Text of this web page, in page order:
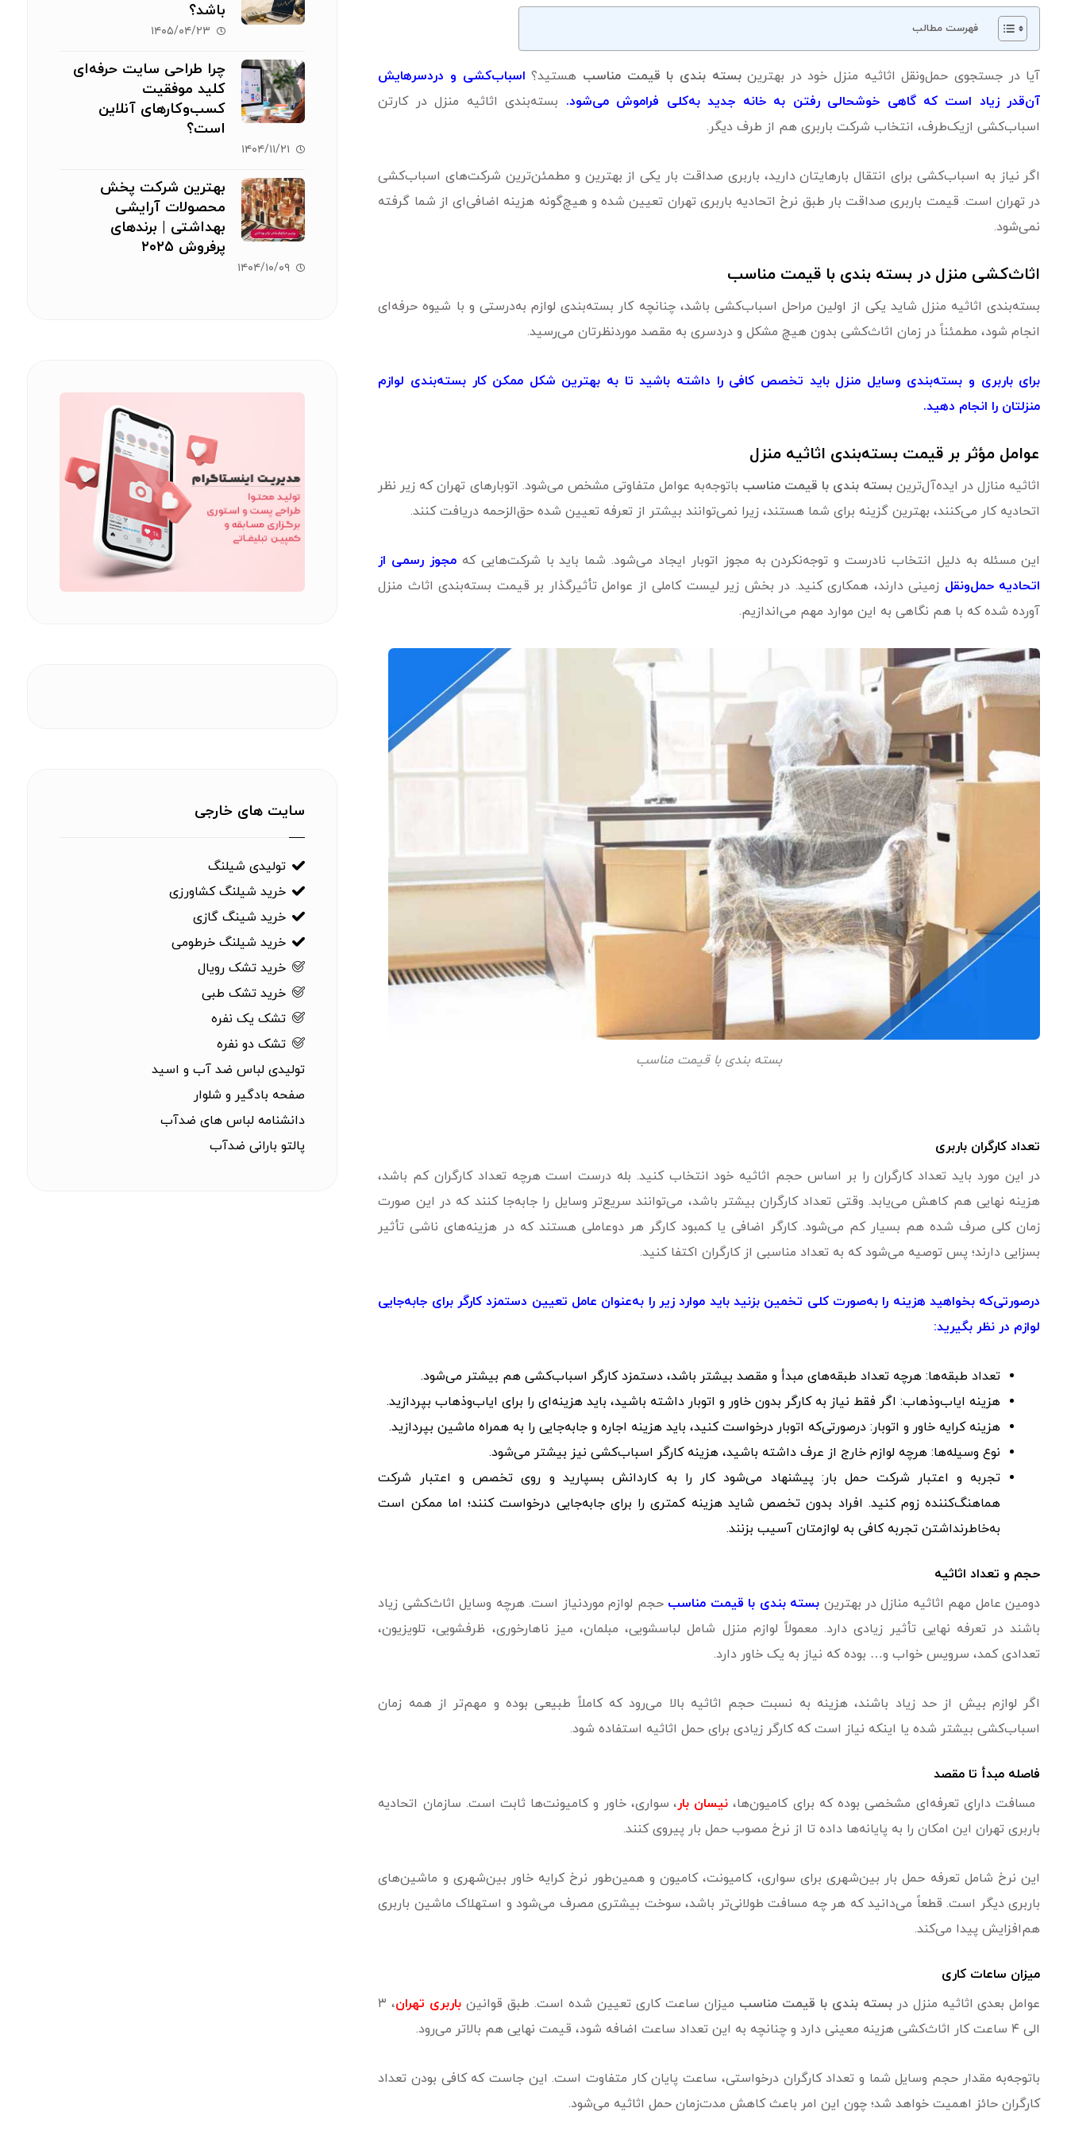
فهرست مطالب
آیا در جستجوی حمل‌ونقل اثاثیه منزل خود در بهترینبسته بندی با قیمت مناسب هستید؟ اسباب‌کشی و دردسرهایش
آن‌قدر زیاد است که گاهی خوشحالی رفتن به خانه جدید به‌کلی فراموش می‌شود. بسته‌بندی اثاثیه منزل در کارتن
اسباب‌کشی ازیک‌طرف، انتخاب شرکت باربری هم از طرف دیگر.
اگر نیاز به اسباب‌کشی برای انتقال بارهایتان دارید، باربری صداقت بار یکی از بهترین و مطمئن‌ترین شرکت‌های اسباب‌کشی
در تهران است. قیمت باربری صداقت بار طبق نرخ اتحادیه باربری تهران تعیین شده و هیچ‌گونه هزینه اضافی‌ای از شما گرفته
نمی‌شود.
اثاث‌کشی منزل در بسته بندی با قیمت مناسب
بسته‌بندی اثاثیه منزل شاید یکی از اولین مراحل اسباب‌کشی باشد، چنانچه کار بسته‌بندی لوازم به‌درستی و با شیوه‌ حرفه‌ای
انجام شود، مطمئناً در زمان اثاث‌کشی بدون هیچ مشکل و دردسری به مقصد موردنظرتان می‌رسید.
برای باربری و بسته‌بندی وسایل منزل باید تخصص کافی را داشته باشید تا به بهترین شکل ممکن کار بسته‌بندی لوازم
منزلتان را انجام دهید.
عوامل مؤثر بر قیمت بسته‌بندی اثاثیه منزل
اثاثیه منازل در ایده‌آل‌ترینبسته بندی با قیمت مناسب باتوجه‌به عوامل متفاوتی مشخص می‌شود. اتوبارهای تهران که زیر نظر
اتحادیه کار می‌کنند، بهترین گزینه برای شما هستند، زیرا نمی‌توانند بیشتر از تعرفه تعیین شده حق‌الزحمه دریافت کنند.
این مسئله به دلیل انتخاب نادرست و توجه‌نکردن به مجوز اتوبار ایجاد می‌شود. شما باید با شرکت‌هایی که مجوز رسمی از
اتحادیه حمل‌ونقل زمینی دارند، همکاری کنید. در بخش زیر لیست کاملی از عوامل تأثیرگذار بر قیمت بسته‌بندی اثاث منزل
آورده شده که با هم نگاهی به این موارد مهم می‌اندازیم.
بسته بندی با قیمت مناسب
تعداد کارگران باربری
در این مورد باید تعداد کارگران را بر اساس حجم اثاثیه خود انتخاب کنید. بله درست است هرچه تعداد کارگران کم باشد،
هزینه نهایی هم کاهش می‌یابد. وقتی تعداد کارگران بیشتر باشد، می‌توانند سریع‌تر وسایل را جابه‌جا کنند که در این صورت
زمان کلی صرف شده هم بسیار کم می‌شود. کارگر اضافی یا کمبود کارگر هر دوعاملی هستند که در هزینه‌های ناشی تأثیر
بسزایی دارند؛ پس توصیه می‌شود که به تعداد مناسبی از کارگران اکتفا کنید.
درصورتی‌که بخواهید هزینه را به‌صورت کلی تخمین بزنید باید موارد زیر را به‌عنوان عامل‌ تعیین دستمزد کارگر برای جابه‌جایی
لوازم در نظر بگیرید:
تعداد طبقه‌ها: هرچه تعداد طبقه‌های مبدأ و مقصد بیشتر باشد، دستمزد کارگر اسباب‌کشی هم بیشتر می‌شود.
هزینه ایاب‌وذهاب: اگر فقط نیاز به کارگر بدون خاور و اتوبار داشته باشید، باید هزینه‌ای را برای ایاب‌وذهاب بپردازید.
هزینه کرایه خاور و اتوبار: درصورتی‌که اتوبار درخواست کنید، باید هزینه اجاره و جابه‌جایی را به همراه ماشین بپردازید.
نوع وسیله‌ها: هرچه لوازم خارج از عرف داشته باشید، هزینه کارگر اسباب‌کشی نیز بیشتر می‌شود.
تجربه و اعتبار شرکت حمل بار: پیشنهاد می‌شود کار را به کاردانش بسپارید و روی تخصص و اعتبار شرکت
هماهنگ‌کننده زوم کنید. افراد بدون تخصص شاید هزینه کمتری را برای جابه‌جایی درخواست کنند؛ اما ممکن است
به‌خاطرنداشتن تجربه کافی به لوازمتان آسیب بزنند.
حجم و تعداد اثاثیه
دومین عامل مهم اثاثیه منازل در بهترین بسته بندی با قیمت مناسب حجم لوازم موردنیاز است. هرچه وسایل اثاث‌کشی زیاد
باشند در تعرفه نهایی تأثیر زیادی دارد. معمولاً لوازم منزل شامل لباسشویی، مبلمان، میز ناهارخوری، ظرفشویی، تلویزیون،
تعدادی کمد، سرویس خواب و… بوده که نیاز به یک خاور دارد.
اگر لوازم بیش از حد زیاد باشند، هزینه به نسبت حجم اثاثیه بالا می‌رود که کاملاً طبیعی بوده و مهم‌تر از همه زمان
اسباب‌کشی بیشتر شده یا اینکه نیاز است که کارگر زیادی برای حمل اثاثیه استفاده شود.
فاصله مبدأ تا مقصد
مسافت دارای تعرفه‌ای مشخصی بوده که برای کامیون‌ها، نیسان بار، سواری، خاور و کامیونت‌ها ثابت است. سازمان اتحادیه
باربری‌ تهران این امکان را به پایانه‌ها داده تا از نرخ مصوب حمل بار پیروی کنند.
این نرخ شامل تعرفه حمل بار بین‌شهری برای سواری، کامیونت، کامیون و همین‌طور نرخ کرایه خاور بین‌شهری و ماشین‌های
باربری دیگر است. قطعاً می‌دانید که هر چه مسافت طولانی‌تر باشد، سوخت بیشتری مصرف می‌شود و استهلاک ماشین باربری
هم‌افزایش پیدا می‌کند.
میزان ساعات کاری
عوامل بعدی اثاثیه منزل دربسته بندی با قیمت مناسب میزان ساعت کاری تعیین شده است. طبق قوانین باربری تهران ، ۳
الی ۴ ساعت کار اثاث‌کشی هزینه معینی دارد و چنانچه به این تعداد ساعت اضافه شود، قیمت نهایی هم بالاتر می‌رود.
باتوجه‌به مقدار حجم وسایل شما و تعداد کارگران درخواستی، ساعت پایان کار متفاوت است. این جاست که کافی بودن تعداد
کارگران حائز اهمیت خواهد شد؛ چون این امر باعث کاهش مدت‌زمان حمل اثاثیه می‌شود.
باشد؟
۱۴۰۵/۰۴/۲۳
چرا طراحی سایت حرفه‌ای
کلید موفقیت
کسب‌وکارهای آنلاین
است؟
۱۴۰۴/۱۱/۲۱
بهترین شرکت پخش
محصولات آرایشی
بهداشتی | برندهای
پرفروش ۲۰۲۵
۱۴۰۴/۱۰/۰۹
سایت های خارجی
تولیدی شیلنگ
خرید شیلنگ کشاورزی
خرید شینگ گازی
خرید شیلنگ خرطومی
خرید تشک رویال
خرید تشک طبی
تشک یک نفره
تشک دو نفره
تولیدی لباس ضد آب و اسید
صفحه بادگیر و شلوار
دانشنامه لباس های ضدآب
پالتو بارانی ضدآب